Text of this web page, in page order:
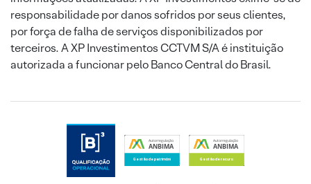
responsabilidade por danos sofridos por seus clientes,
por força de falha de serviços disponibilizados por
terceiros. A XP Investimentos CCTVM S/A é instituição
autorizada a funcionar pelo Banco Central do Brasil.